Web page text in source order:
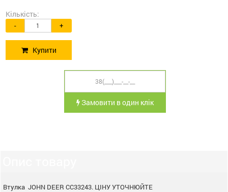
Кількість:
- +
Купити
Замовити в один клік
Втулка JOHN DEER CC33243. ЦІНУ УТОЧНЮЙТЕ